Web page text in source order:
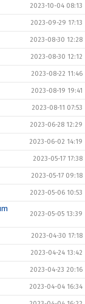
2023-10-04 08:13
2023-09-29 17:13
2023-08-30 12:28
2023-08-30 12:12
2023-08-22 11:46
2023-08-19 19:41
2023-08-11 07:53
2023-06-28 12:29
2023-06-02 14:19
2023-05-17 17:38
2023-05-17 09:18
2023-05-06 10:53
2023-05-05 13:39
2023-04-30 17:18
2023-04-24 13:42
2023-04-23 20:16
2023-04-04 16:34